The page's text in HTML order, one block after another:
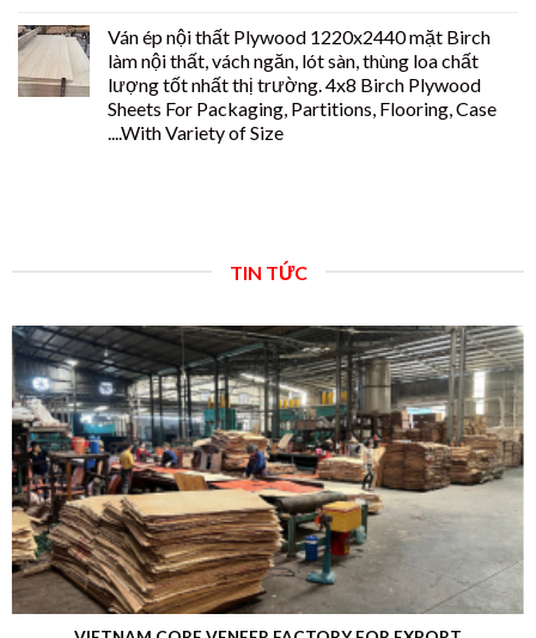
Ván ép nội thất Plywood 1220x2440 mặt Birch
làm nội thất, vách ngăn, lót sàn, thùng loa chất
lượng tốt nhất thị trường. 4x8 Birch Plywood
Sheets For Packaging, Partitions, Flooring, Case
....With Variety of Size
TIN TỨC